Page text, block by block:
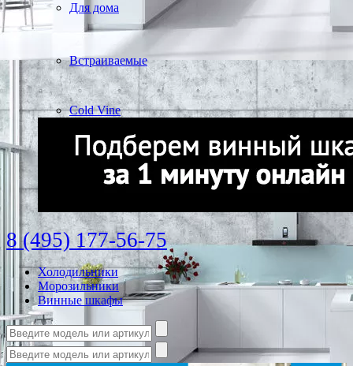
Для дома
Встраиваемые
Cold Vine
8 (495) 177-56-75
Холодильники
Морозильники
Винные шкафы